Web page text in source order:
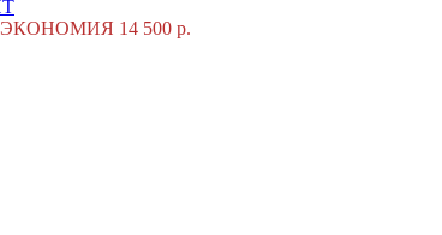
ЭКОНОМИЯ 14 500 р.